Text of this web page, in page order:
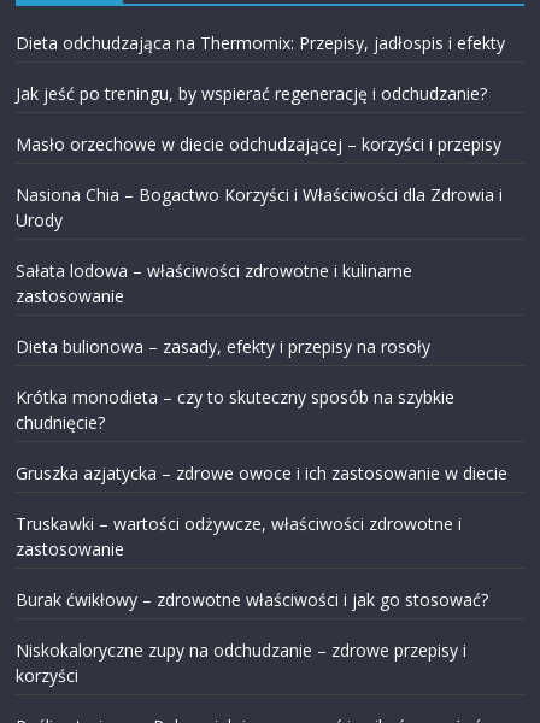
Dieta odchudzająca na Thermomix: Przepisy, jadłospis i efekty
Jak jeść po treningu, by wspierać regenerację i odchudzanie?
Masło orzechowe w diecie odchudzającej – korzyści i przepisy
Nasiona Chia – Bogactwo Korzyści i Właściwości dla Zdrowia i
Urody
Sałata lodowa – właściwości zdrowotne i kulinarne
zastosowanie
Dieta bulionowa – zasady, efekty i przepisy na rosoły
Krótka monodieta – czy to skuteczny sposób na szybkie
chudnięcie?
Gruszka azjatycka – zdrowe owoce i ich zastosowanie w diecie
Truskawki – wartości odżywcze, właściwości zdrowotne i
zastosowanie
Burak ćwikłowy – zdrowotne właściwości i jak go stosować?
Niskokaloryczne zupy na odchudzanie – zdrowe przepisy i
korzyści